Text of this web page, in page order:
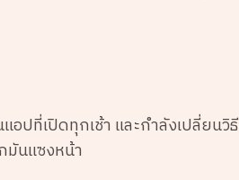
อปที่เปิดทุกเช้า และกำลังเปลี่ยนวิธี
มันแซงหน้า